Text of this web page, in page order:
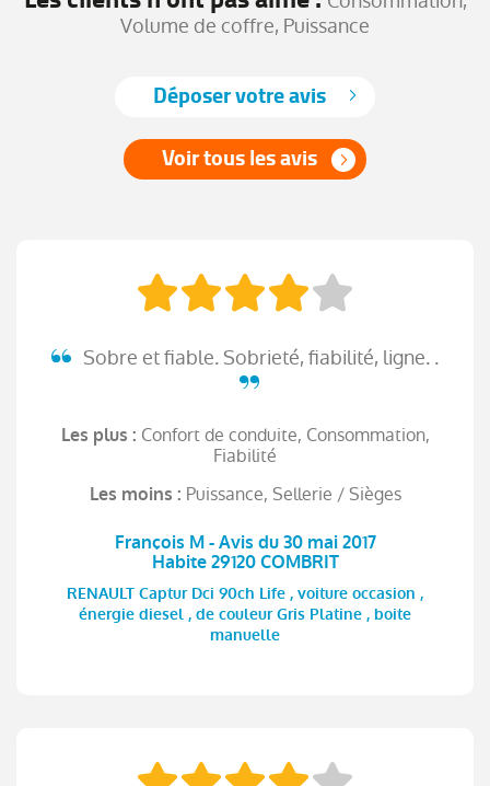
Volume de coffre, Puissance
Déposer votre avis
Voir tous les avis
Sobre et fiable. Sobrieté, fiabilité, ligne. .
Les plus : Confort de conduite, Consommation,
Fiabilité
Les moins : Puissance, Sellerie / Sièges
François M - Avis du 30 mai 2017
Habite 29120 COMBRIT
RENAULT Captur Dci 90ch Life , voiture occasion ,
énergie diesel , de couleur Gris Platine , boite
manuelle